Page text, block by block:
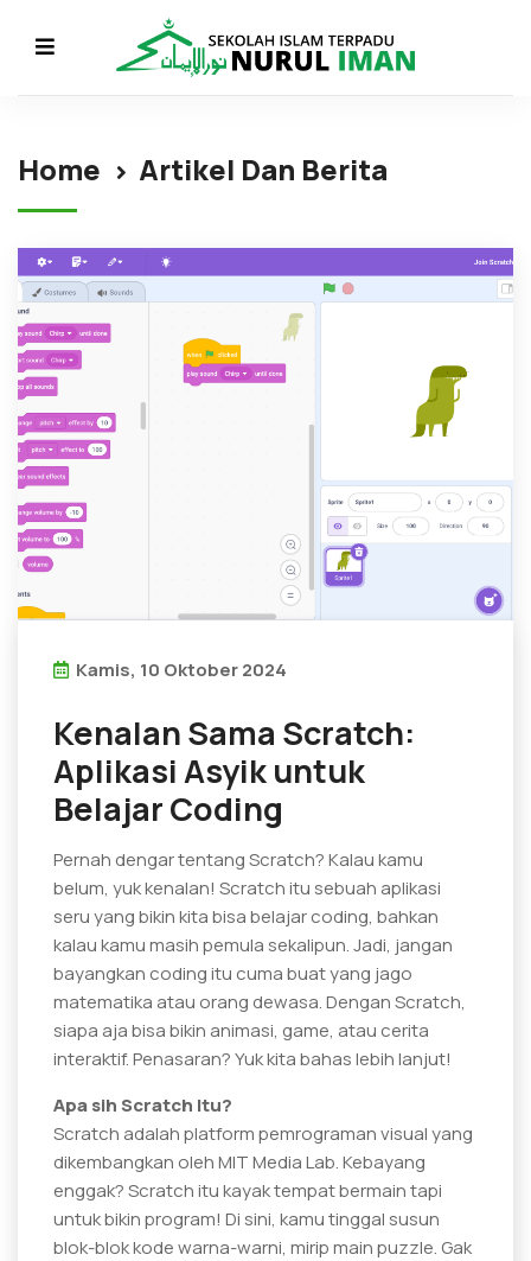
Home Artikel Dan Berita
Kamis, 10 Oktober 2024
Kenalan Sama Scratch:
Aplikasi Asyik untuk
Belajar Coding
Pernah dengar tentang Scratch? Kalau kamu
belum, yuk kenalan! Scratch itu sebuah aplikasi
seru yang bikin kita bisa belajar coding, bahkan
kalau kamu masih pemula sekalipun. Jadi, jangan
bayangkan coding itu cuma buat yang jago
matematika atau orang dewasa. Dengan Scratch,
siapa aja bisa bikin animasi, game, atau cerita
interaktif. Penasaran? Yuk kita bahas lebih lanjut!
Apa sih Scratch Itu?
Scratch adalah platform pemrograman visual yang
dikembangkan oleh MIT Media Lab. Kebayang
enggak? Scratch itu kayak tempat bermain tapi
untuk bikin program! Di sini, kamu tinggal susun
blok-blok kode warna-warni, mirip main puzzle. Gak